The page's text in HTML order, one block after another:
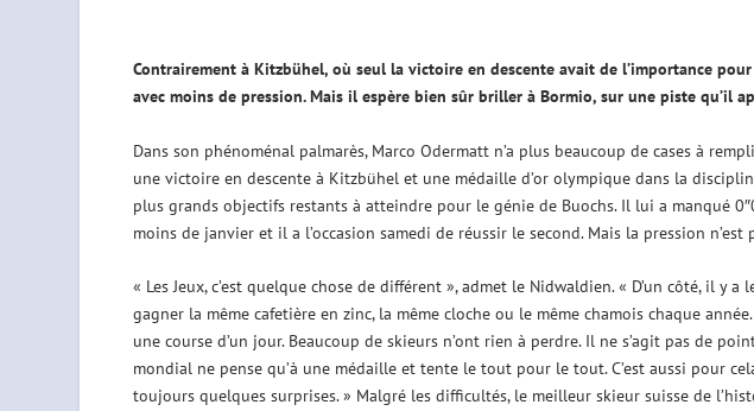
Contrairement à Kitzbühel, où seul la victoire en descente avait de l’importance
avec moins de pression. Mais il espère bien sûr briller à Bormio, sur une piste qu’il
Dans son phénoménal palmarès, Marco Odermatt n’a plus beaucoup de cases à
une victoire en descente à Kitzbühel et une médaille d’or olympique dans la
plus grands objectifs restants à atteindre pour le génie de Buochs. Il lui a manqué
moins de janvier et il a l’occasion samedi de réussir le second. Mais la pression n’est
« Les Jeux, c’est quelque chose de différent », admet le Nidwaldien. « D’un côté, il y
gagner la même cafetière en zinc, la même cloche ou le même chamois chaque année.
une course d’un jour. Beaucoup de skieurs n’ont rien à perdre. Il ne s’agit pas de
mondial ne pense qu’à une médaille et tente le tout pour le tout. C’est aussi pour
toujours quelques surprises. » Malgré les difficultés, le meilleur skieur suisse de